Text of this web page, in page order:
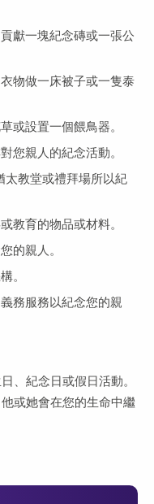
獻一塊紀念磚或一張公
物做一床被子或一隻泰
或設置一個餵鳥器。
您親人的紀念活動。
教堂或禮拜場所以紀
教育的物品或材料。
的親人。
。
務服務以紀念您的親
、紀念日或假日活動。
或她會在您的生命中繼